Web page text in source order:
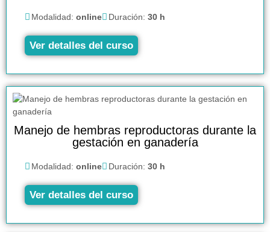
Modalidad: online Duración: 30 h
Ver detalles del curso
Manejo de hembras reproductoras durante la
gestación en ganadería
Modalidad: online Duración: 30 h
Ver detalles del curso